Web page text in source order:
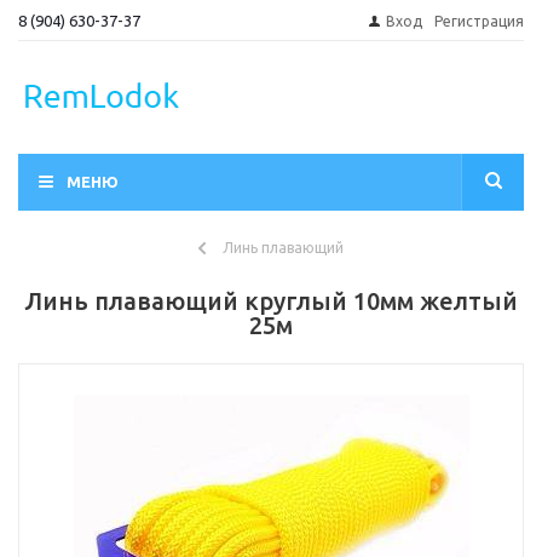
8 (904) 630-37-37 Вход Регистрация
МЕНЮ
Линь плавающий
Линь плавающий круглый 10мм желтый
25м